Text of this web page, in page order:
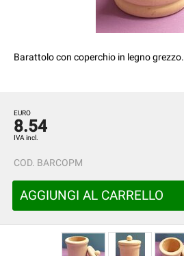
Barattolo con coperchio in legno grezzo.
EURO
8.54
IVA incl.
COD. BARCOPM
AGGIUNGI AL CARRELLO